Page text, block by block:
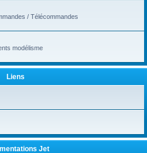
/ Télécommandes
modélisme
Liens
Jet